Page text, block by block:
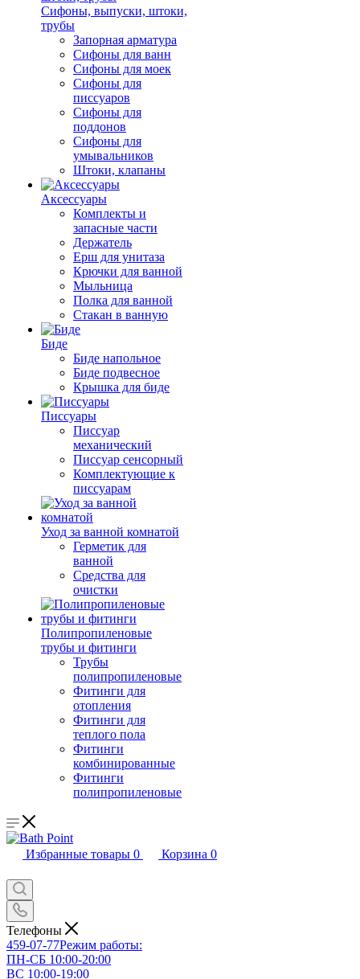
Сифоны, выпуски, штоки,
трубы
Запорная арматура
Сифоны для ванн
Сифоны для моек
Сифоны для
писсуаров
Сифоны для
поддонов
Сифоны для
умывальников
Штоки, клапаны
Аксессуары
Комплекты и
запасные части
Держатель
Ерш для унитаза
Крючки для ванной
Мыльница
Полка для ванной
Стакан в ванную
Биде
Биде напольное
Биде подвесное
Крышка для биде
Писсуары
Писсуар
механический
Писсуар сенсорный
Комплектующие к
писсуарам
Уход за ванной комнатой
Герметик для
ванной
Средства для
очистки
Полипропиленовые
трубы и фитинги
Трубы
полипропиленовые
Фитинги для
отопления
Фитинги для
теплого пола
Фитинги
комбинированные
Фитинги
полипропиленовые
Избранные товары 0 Корзина 0
Телефоны
459-07-77Режим работы:
ПН-СБ 10:00-20:00
ВС 10:00-19:00